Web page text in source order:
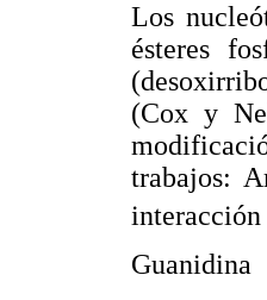
Los
ésteres
(Cox y
trabajos: